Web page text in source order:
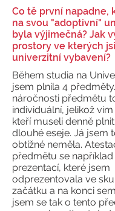
Co tě první napadne,
na svou "adoptivní"
byla výjimečná? Jak
prostory ve kterých
univerzitní vybavení?
Během studia na
jsem plnila 4
náročnosti předmětu
individuální, jelikož
kteří museli denně
dlouhé eseje. Já jsem
obtížné neměla.
předmětu se například
prezentací, které jsem
odprezentovala ve
začátku a na konci
jsem se tak o tento